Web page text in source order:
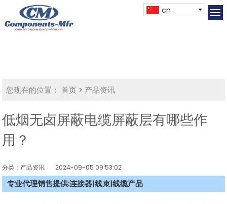
cn
您现在的位置： 首页 > 产品资讯
低烟无卤屏蔽电缆屏蔽层有哪些作
用？
分类：产品资讯 2024-09-05 09:53:02
专业代理销售提供:连接器|线束|线缆产品